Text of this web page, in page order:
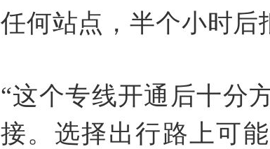
任何站点，半个小时后
“这个专线开通后十分
接。选择出行路上可